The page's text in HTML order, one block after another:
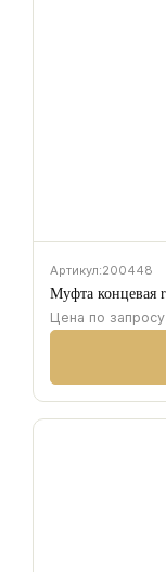
Артикул:200448
Муфта
Цена по запросу